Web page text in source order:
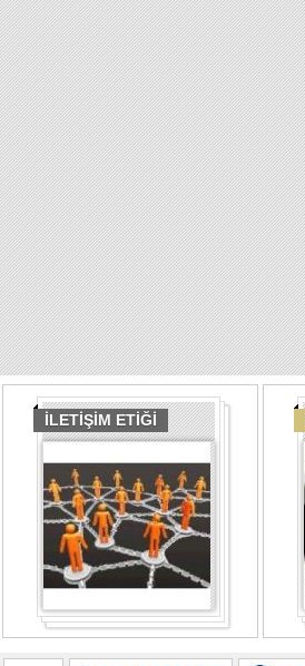
İLETİŞİM ETİĞİ